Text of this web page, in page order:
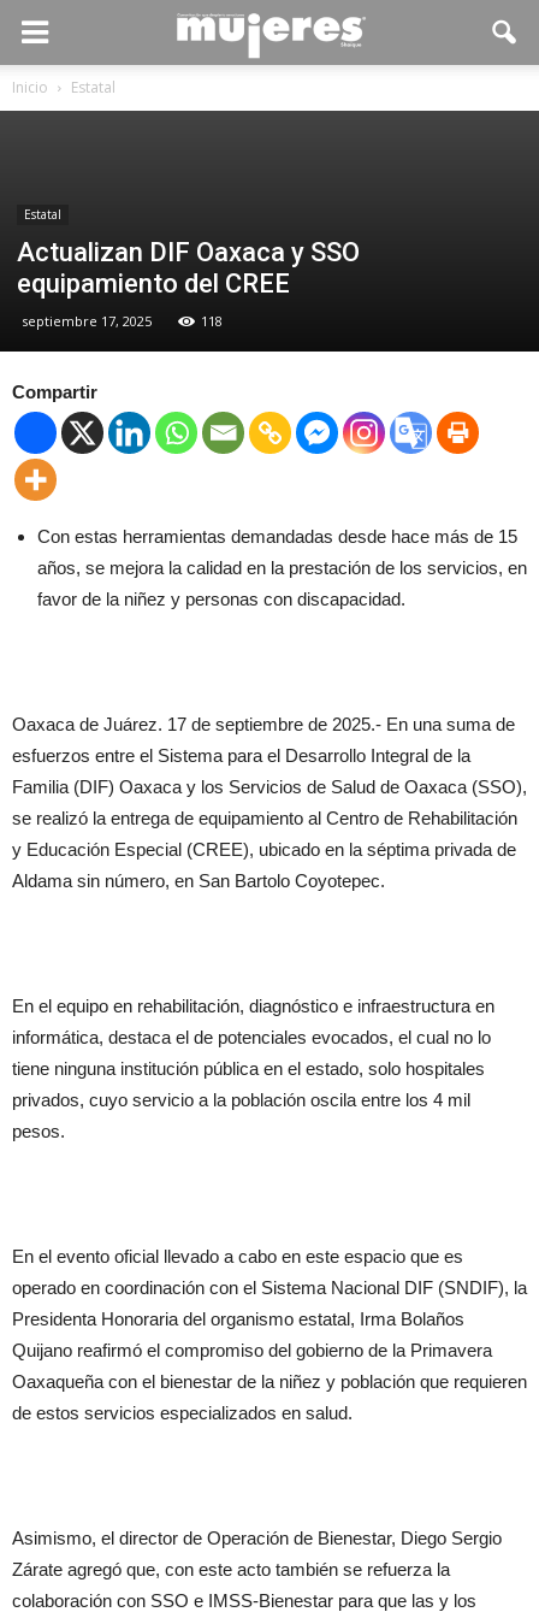
Inicio Estatal
Estatal
Actualizan DIF Oaxaca y SSO
equipamiento del CREE
septiembre 17, 2025 118
Compartir
Con estas herramientas demandadas desde hace más de 15
años, se mejora la calidad en la prestación de los servicios, en
favor de la niñez y personas con discapacidad.
Oaxaca de Juárez. 17 de septiembre de 2025.- En una suma de
esfuerzos entre el Sistema para el Desarrollo Integral de la
Familia (DIF) Oaxaca y los Servicios de Salud de Oaxaca (SSO),
se realizó la entrega de equipamiento al Centro de Rehabilitación
y Educación Especial (CREE), ubicado en la séptima privada de
Aldama sin número, en San Bartolo Coyotepec.
En el equipo en rehabilitación, diagnóstico e infraestructura en
informática, destaca el de potenciales evocados, el cual no lo
tiene ninguna institución pública en el estado, solo hospitales
privados, cuyo servicio a la población oscila entre los 4 mil
pesos.
En el evento oficial llevado a cabo en este espacio que es
operado en coordinación con el Sistema Nacional DIF (SNDIF), la
Presidenta Honoraria del organismo estatal, Irma Bolaños
Quijano reafirmó el compromiso del gobierno de la Primavera
Oaxaqueña con el bienestar de la niñez y población que requieren
de estos servicios especializados en salud.
Asimismo, el director de Operación de Bienestar, Diego Sergio
Zárate agregó que, con este acto también se refuerza la
colaboración con SSO e IMSS-Bienestar para que las y los